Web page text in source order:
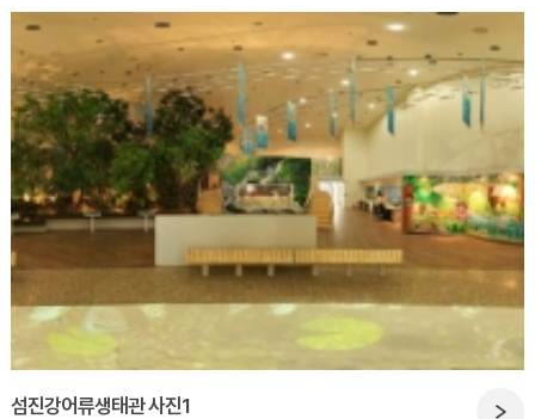
섬진강어류생태관 사진1